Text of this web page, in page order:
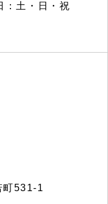
：土・日・祝
531-1